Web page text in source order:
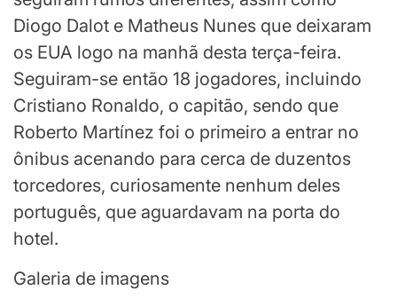
Diogo Dalot e Matheus Nunes que deixaram
os EUA logo na manhã desta terça-feira.
Seguiram-se então 18 jogadores, incluindo
Cristiano Ronaldo, o capitão, sendo que
Roberto Martínez foi o primeiro a entrar no
ônibus acenando para cerca de duzentos
torcedores, curiosamente nenhum deles
português, que aguardavam na porta do
hotel.
Galeria de imagens